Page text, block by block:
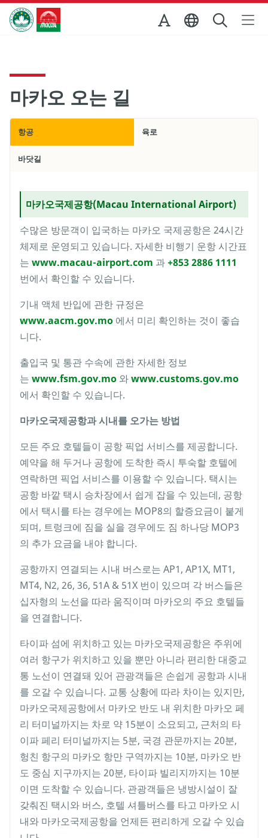
Skip to Main Content
마카오정부관광청
마카오 오는 길
항공 육로
바닷길
마카오국제공항(Macau International Airport)
수많은 방문객이 입국하는 마카오 국제공항은 24시간
체제로 운영되고 있습니다. 자세한 비행기 운항 시간표
는 www.macau-airport.com 과+853 2886 1111
번에서 확인할 수 있습니다.
기내 액체 반입에 관한 규정은
www.aacm.gov.mo 에서 미리 확인하는 것이 좋습
니다.
출입국 및 통관 수속에 관한 자세한 정보
는 www.fsm.gov.mo 와www.customs.gov.mo
에서 확인할 수 있습니다.
마카오국제공항과시내를 오가는 방법
모든 주요 호텔들이 공항 픽업 서비스를 제공합니다.
예약을 해 두거나 공항에 도착한 즉시 투숙할 호텔에
연락하면 픽업 서비스를 이용할 수 있습니다. 택시는
공항 바깥 택시 승차장에서 쉽게 잡을 수 있는데, 공항
에서 택시를 타는 경우에는 MOP8의 할증요금이 붙게
되며, 트렁크에 짐을 실을 경우에도 짐 하나당 MOP3
의 추가 요금을 내야 합니다.
공항까지 연결되는 시내 버스로는 AP1, AP1X, MT1,
MT4, N2, 26, 36, 51A & 51X 번이 있으며 각 버스들은
십자형의 노선을 따라 움직이며 마카오의 주요 호텔들
을 연결합니다.
타이파 섬에 위치하고 있는 마카오국제공항은 주위에
여러 항구가 위치하고 있을 뿐만 아니라 편리한 대중교
통 노선이 연결돼 있어 관광객들은 손쉽게 공항과 시내
를 오갈 수 있습니다. 교통 상황에 따라 차이는 있지만,
마카오국제공항에서 마카오 반도 내 위치한 마카오 페
리 터미널까지는 차로 약 15분이 소요되고, 근처의 타
이파 페리 터미널까지는 5분, 국경 관문까지는 20분,
헝친 항구의 마카오 항만 구역까지는 10분, 마카오 반
도 중심 지구까지는 20분, 타이파 빌리지까지는 10분
이면 도착할 수 있습니다. 관광객들은 냉방시설이 잘
갖춰진 택시와 버스, 호텔 셔틀버스를 타고 마카오 시
내와 마카오국제공항을 언제든 편리하게 오갈 수 있습